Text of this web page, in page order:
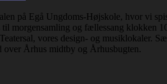
på Egå Ungdoms-Højskole, hvor vi
morgensamling og fællessang klokken
vores design- og musiklokaler.
over Århus midtby og Århusbugten.